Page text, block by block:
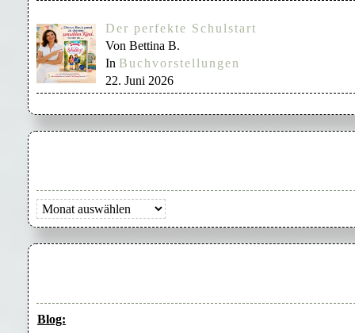
Der perfekte Schulstart
Von Bettina B.
In Buchvorstellungen
22. Juni 2026
Archiv
Blog: